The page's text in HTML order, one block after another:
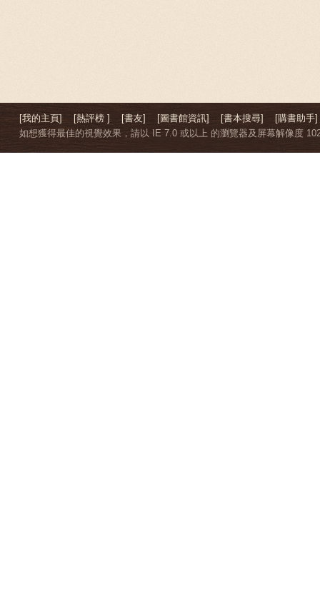
[我的主頁] [熱評榜 ] [書友] [圖書館資訊] [書本搜尋]
[購書助手]
如想獲得最佳的視覺效果，請以 IE 7.0 或以上 的瀏覽器及屏幕解像度